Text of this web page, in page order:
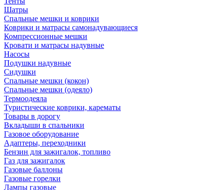
Шатры
Спальные мешки и коврики
Коврики и матрасы самонадувающиеся
Компрессионные мешки
Кровати и матрасы надувные
Насосы
Подушки надувные
Сидушки
Спальные мешки (кокон)
Спальные мешки (одеяло)
Термоодеяла
Туристические коврики, карематы
Товары в дорогу
Вкладыши в спальники
Газовое оборудование
Адаптеры, переходники
Бензин для зажигалок, топливо
Газ для зажигалок
Газовые баллоны
Газовые горелки
Лампы газовые